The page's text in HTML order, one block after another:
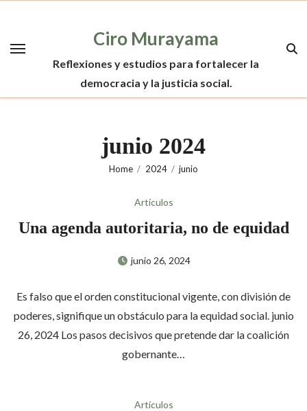
content
Ciro Murayama
Reflexiones y estudios para fortalecer la
democracia y la justicia social.
junio 2024
Home 2024 junio
Artículos
Una agenda autoritaria, no de equidad
junio 26, 2024
Es falso que el orden constitucional vigente, con división de
poderes, signifique un obstáculo para la equidad social. junio
26, 2024 Los pasos decisivos que pretende dar la coalición
gobernante…
Artículos